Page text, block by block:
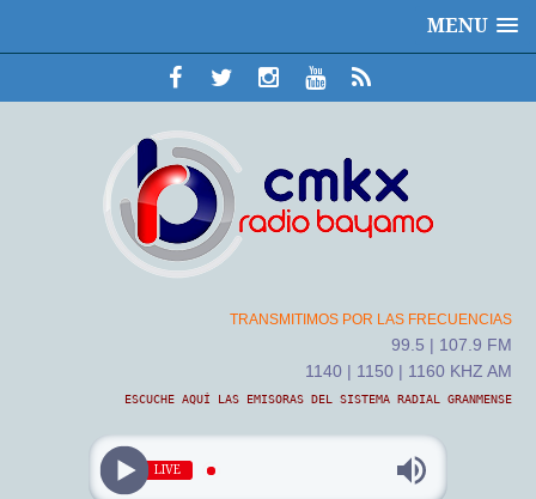
MENU
TRANSMITIMOS POR LAS FRECUENCIAS
99.5 | 107.9 FM
1140 | 1150 | 1160 KHZ AM
ESCUCHE AQUÍ LAS EMISORAS DEL SISTEMA RADIAL GRANMENSE
LIVE